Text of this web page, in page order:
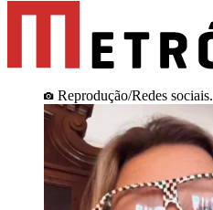
Reprodução/Redes sociais.